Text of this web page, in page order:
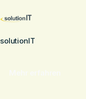
solutionIT